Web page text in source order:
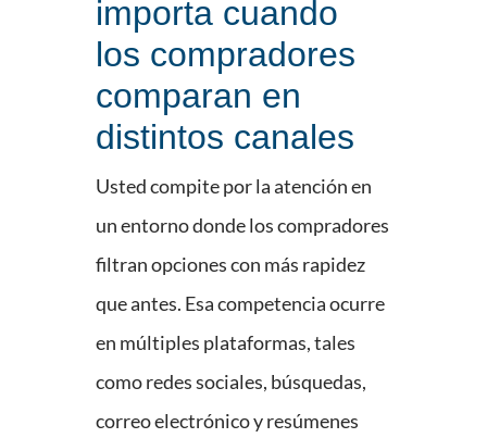
importa cuando
los compradores
comparan en
distintos canales
Usted compite por la atención en
un entorno donde los compradores
filtran opciones con más rapidez
que antes. Esa competencia ocurre
en múltiples plataformas, tales
como redes sociales, búsquedas,
correo electrónico y resúmenes